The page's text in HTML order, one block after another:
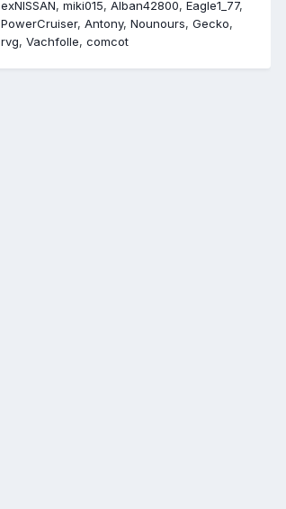
exNISSAN miki015 Alban42800 Eagle1_77
PowerCruiser Antony Nounours Gecko
rvg Vachfolle comcot